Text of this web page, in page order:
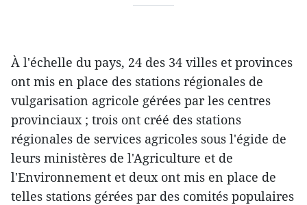
À l'échelle du pays, 24 des 34 villes et provinces
ont mis en place des stations régionales de
vulgarisation agricole gérées par les centres
provinciaux ; trois ont créé des stations
régionales de services agricoles sous l'égide de
leurs ministères de l'Agriculture et de
l'Environnement et deux ont mis en place de
telles stations gérées par des comités populaires